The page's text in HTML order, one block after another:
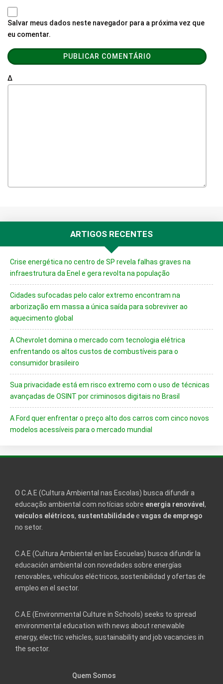
Salvar meus dados neste navegador para a próxima vez que
eu comentar.
Δ
ARTIGOS RECENTES
Crise energética no centro de SP revela falhas graves na
infraestrutura da Enel e gera revolta na população
Cidades sufocadas pelo calor extremo encontram na
arborização em massa a única saída para sobreviver ao
aquecimento global
A Chevrolet domina o mercado com tecnologia elétrica
enfrentando os altos custos de combustíveis para o
consumidor brasileiro
Sua privacidade está em risco extremo com o uso de técnicas
avançadas de OSINT por criminosos digitais no Brasil
A Ford quer enfrentar o preço alto dos carros com cinco novos
modelos acessíveis para o mercado mundial
O C.A.E (Cultura Ambiental nas Escolas) busca difundir a
educação ambiental com notícias sobre energia renovável ,
veículos elétricos, sustentabilidadee vagas de emprego
no setor.
C.A.E (Cultura Ambiental en las Escuelas) busca difundir la
educación ambiental con novedades sobre energías
renovables, vehículos eléctricos, sostenibilidad y ofertas de
empleo en el sector.
C.A.E (Environmental Culture in Schools) seeks to spread
environmental education with news about renewable
energy, electric vehicles, sustainability and job vacancies in
the sector.
Quem Somos